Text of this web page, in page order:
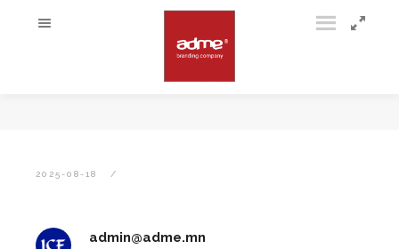
2025-08-18
admin@adme.mn